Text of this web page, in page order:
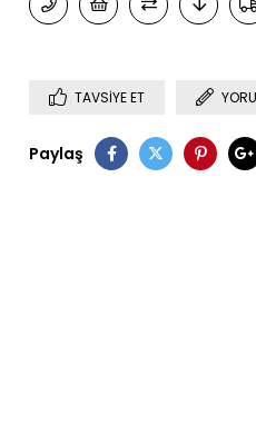
TAVSIYE ET
Paylaş